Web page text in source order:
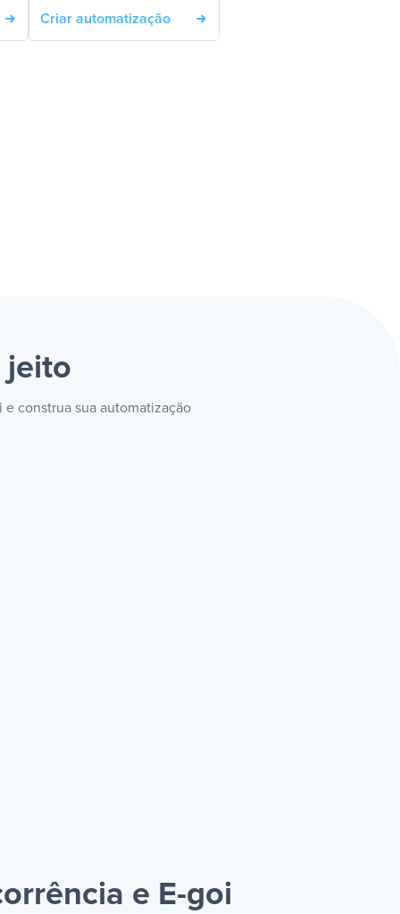
Criar automatização
jeito
construa sua automatização
e E-goi